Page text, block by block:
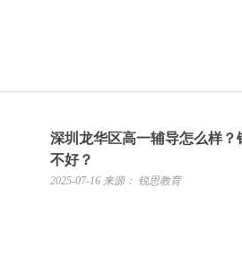
深圳龙华区高一辅导怎么样？
不好？
2025-07-16 来源： 锐思教育